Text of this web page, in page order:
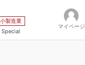
製造業
Special
マイページ